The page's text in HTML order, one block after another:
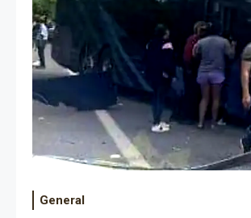
General